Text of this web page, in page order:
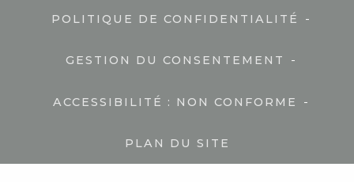
POLITIQUE DE CONFIDENTIALITÉ -
GESTION DU CONSENTEMENT -
ACCESSIBILITÉ : NON CONFORME -
PLAN DU SITE